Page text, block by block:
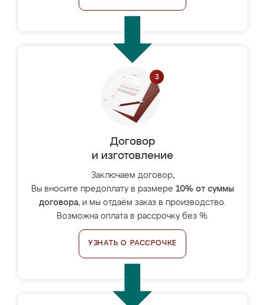
Договор
и изготовление
Заключаем договор,
Вы вносите предоплату в размере 10% от суммы
договора, и мы отдаём заказ в производство.
Возможна оплата в рассрочку без %.
УЗНАТЬ О РАССРОЧКЕ